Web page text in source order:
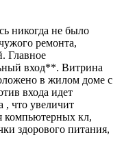
никогда не было
ремонта,
Главное
вход**. Витрина
в жилом доме с
входа идет
, что увеличит
компьютерных кл,
здорового питания,